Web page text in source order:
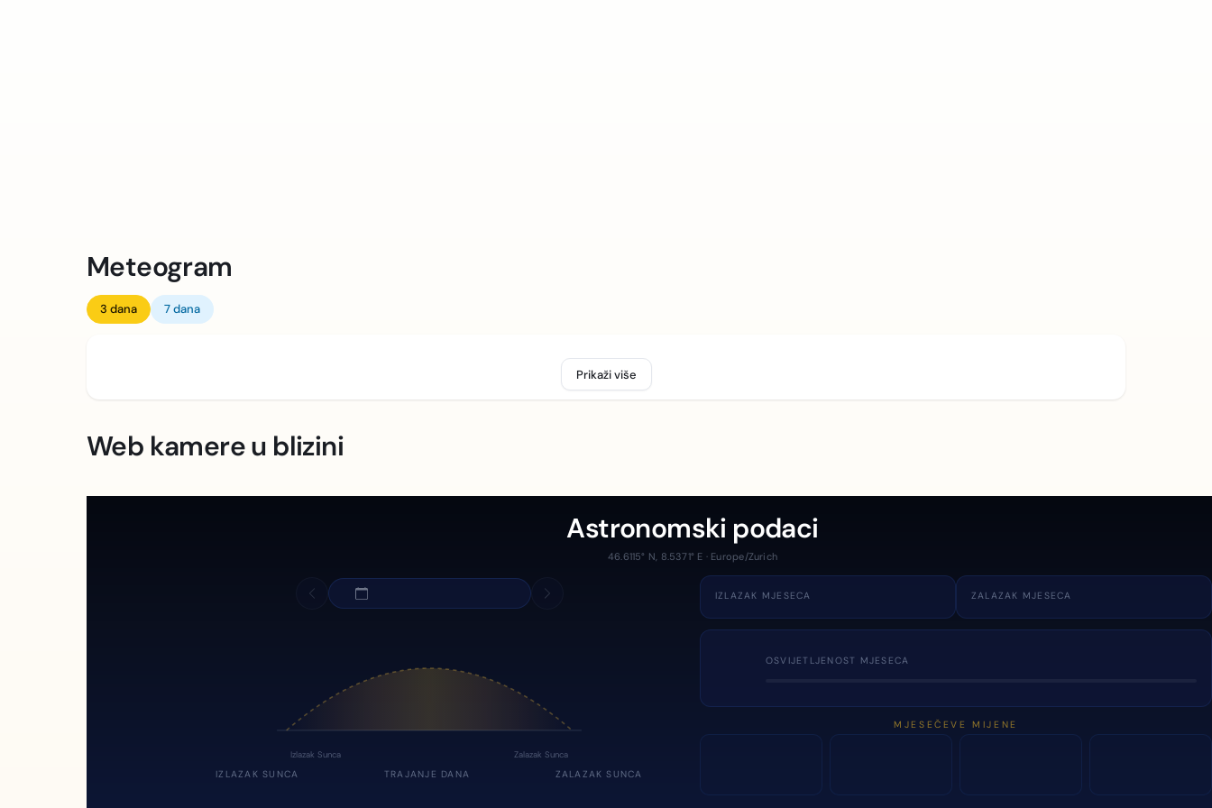
Meteogram
3 dana 7 dana
Prikaži više
Web kamere u blizini
Astronomski podaci
46.6115° N, 8.5371° E · Europe/Zurich
Izlazak Sunca Zalazak Sunca
IZLAZAK SUNCA TRAJANJE DANA ZALAZAK SUNCA
IZLAZAK MJESECA ZALAZAK MJESECA
OSVIJETLJENOST MJESECA
MJESEČEVE MIJENE